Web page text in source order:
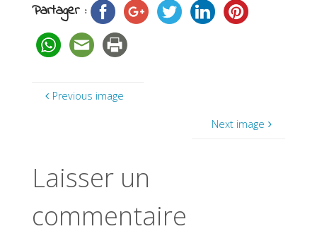
Partager :
Previous image
Next image
Laisser un
commentaire